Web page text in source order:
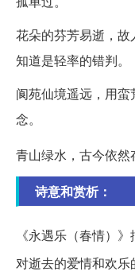
花朵的芬芳易逝，
知道是轻率的错判。
阆苑仙境遥远，用
念。
青山绿水，古今依
诗意和赏析：
《永遇乐（春情）
对逝去的爱情和欢乐